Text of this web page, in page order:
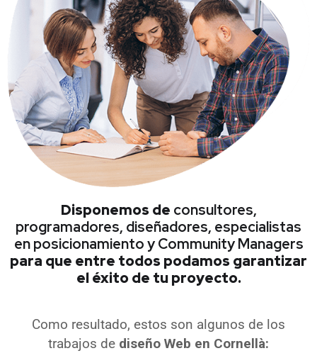
Disponemos de consultores,
programadores, diseñadores, especialistas
en posicionamiento y Community Managers
para que entre todos podamos garantizar
el éxito de tu proyecto.
Como resultado, estos son algunos de los
trabajos de diseño Web en Cornellà: